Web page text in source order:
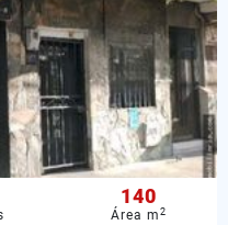
140
Área m2